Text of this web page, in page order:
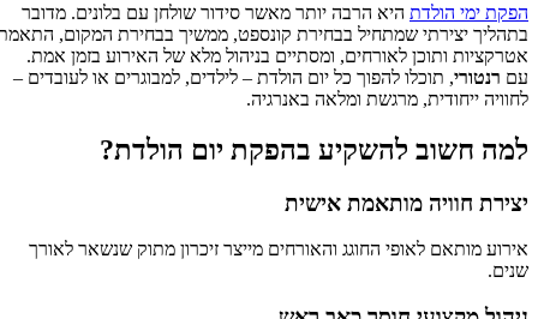
הפקת ימי הולדתהיא הרבה יותר מאשר סידור שולחן עם בלונים. מדובר
בתהליך יצירתי שמתחיל בבחירת קונספט, ממשיך בבחירת המקום, התאמת
אטרקציות ותוכן לאורחים, ומסתיים בניהול מלא של האירוע בזמן אמת.
עםרנטורי, תוכלו להפוך כל יום הולדת – לילדים, למבוגרים או לעובדים –
לחוויה ייחודית, מרגשת ומלאה באנרגיה.
למה חשוב להשקיע בהפקת יום הולדת?
יצירת חוויה מותאמת אישית
אירוע מותאם לאופי החוגג והאורחים מייצר זיכרון מתוק שנשאר לאורך
שנים.